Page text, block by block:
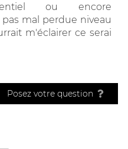
ou encore
mal perdue niveau
m'éclairer ce serai
Posez votre question